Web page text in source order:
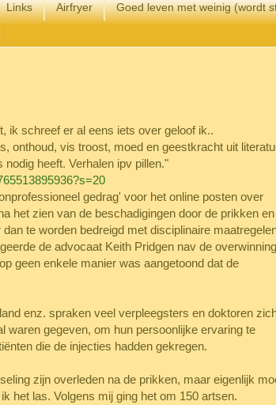
Links Airfryer Goed leven met weinig (wordt
ik schreef er al eens iets over geloof ik..
onthoud, vis troost, moed en geestkracht uit
heeft. Verhalen ipv pillen."
gedrag' voor het online posten over
het zien van de beschadigingen door de prikken
te worden bedreigd met disciplinaire
de advocaat Keith Pridgen nav de
geen enkele manier was aangetoond dat de
enz. spraken veel verpleegsters en doktoren
gegeven, om hun persoonlijke ervaring te
die de injecties hadden gekregen.
zijn overleden na de prikken, maar eigenlijk
het las. Volgens mij ging het om 150 artsen.